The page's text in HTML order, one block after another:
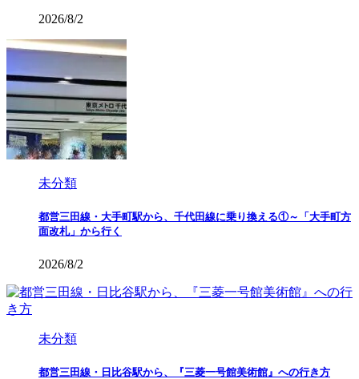
2026/8/2
未分類
都営三田線・大手町駅から、千代田線に乗り換える①～「大手町方
面改札」から行く
2026/8/2
未分類
都営三田線・日比谷駅から、『三菱一号館美術館』への行き方